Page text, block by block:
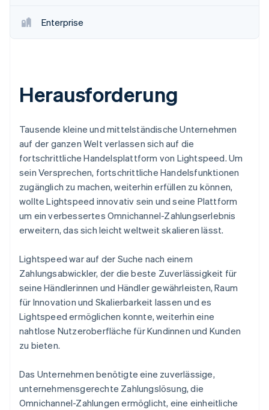
Enterprise
Herausforderung
Tausende kleine und mittelständische Unternehmen
auf der ganzen Welt verlassen sich auf die
fortschrittliche Handelsplattform von Lightspeed. Um
sein Versprechen, fortschrittliche Handelsfunktionen
zugänglich zu machen, weiterhin erfüllen zu können,
wollte Lightspeed innovativ sein und seine Plattform
um ein verbessertes Omnichannel-Zahlungserlebnis
erweitern, das sich leicht weltweit skalieren lässt.
Lightspeed war auf der Suche nach einem
Zahlungsabwickler, der die beste Zuverlässigkeit für
seine Händlerinnen und Händler gewährleisten, Raum
für Innovation und Skalierbarkeit lassen und es
Lightspeed ermöglichen konnte, weiterhin eine
nahtlose Nutzeroberfläche für Kundinnen und Kunden
zu bieten.
Das Unternehmen benötigte eine zuverlässige,
unternehmensgerechte Zahlungslösung, die
Omnichannel-Zahlungen ermöglicht, eine einheitliche